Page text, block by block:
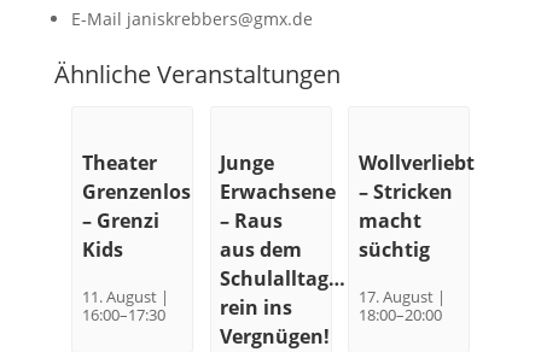
E-Mail janiskrebbers@gmx.de
Ähnliche Veranstaltungen
Theater
Grenzenlos
– Grenzi
Kids
11. August |
16:00–17:30
Junge
Erwachsene
– Raus
aus dem
Schulalltag…
rein ins
Vergnügen!
Wollverliebt
– Stricken
macht
süchtig
17. August |
18:00–20:00